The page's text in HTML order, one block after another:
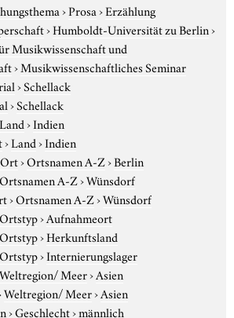
›Prosa›Erzählung
›Humboldt-Universität zu Berlin›
Musikwissenschaft und
›Musikwissenschaftliches Seminar
›Schellack
›Schellack
Land›Indien
›Land›Indien
Ort›Ortsnamen A-Z›Berlin
Ortsnamen A-Z›Wünsdorf
›Ortsnamen A-Z›Wünsdorf
Ortstyp›Aufnahmeort
Ortstyp›Herkunftsland
Ortstyp›Internierungslager
Weltregion/ Meer›Asien
Weltregion/ Meer›Asien
›Geschlecht›männlich